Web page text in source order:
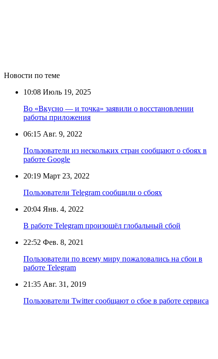
Новости по теме
10:08 Июль 19, 2025
Во «Вкусно — и точка» заявили о восстановлении
работы приложения
06:15 Авг. 9, 2022
Пользователи из нескольких стран сообщают о сбоях в
работе Google
20:19 Март 23, 2022
Пользователи Telegram сообщили о сбоях
20:04 Янв. 4, 2022
В работе Telegram произошёл глобальный сбой
22:52 Фев. 8, 2021
Пользователи по всему миру пожаловались на сбои в
работе Telegram
21:35 Авг. 31, 2019
Пользователи Twitter сообщают о сбое в работе сервиса